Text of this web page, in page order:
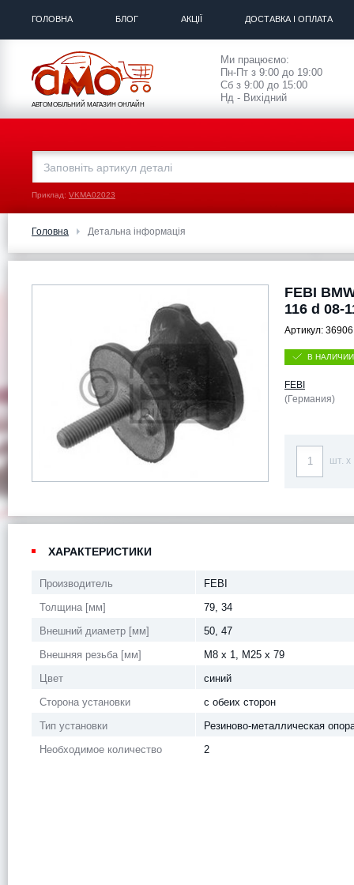
ГОЛОВНА БЛОГ АКЦІЇ ДОСТАВКА І ОПЛАТА
АВТОМОБІЛЬНИЙ МАГАЗИН ОНЛАЙН
Ми працюємо:
Пн-Пт з 9:00 до 19:00
Сб з 9:00 до 15:00
Нд - Вихідний
Приклад: VKMA02023
Головна Детальна інформація
FEBI
116 d 08-
Артикул: 36906
В НАЛИЧИИ
FEBI
(Германия)
шт. x
ХАРАКТЕРИСТИКИ
Производитель
FEBI
Толщина [мм]
79, 34
Внешний диаметр [мм]
50, 47
Внешняя резьба [мм]
M8 x 1, M25 x 79
Цвет
синий
Сторона установки
с обеих сторон
Тип установки
Резиново-металлическая
Необходимое количество
2